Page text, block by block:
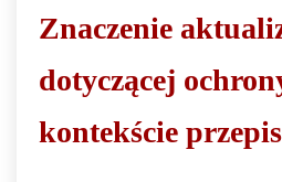
Znaczenie
dotyczącej
kontekście